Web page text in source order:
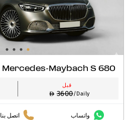
Mercedes-Maybach S 680
قبل
3600/Daily
واتساب اتصل بنا